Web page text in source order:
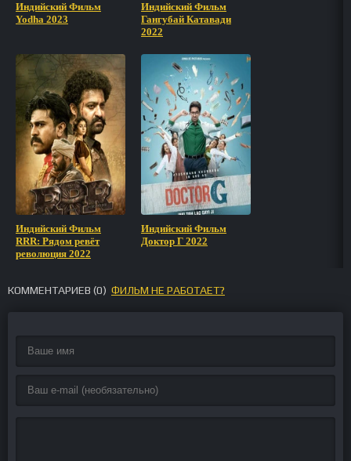
Индийский Фильм
Yodha 2023
Индийский Фильм
Гангубай Катавади
2022
Индийский Фильм
RRR: Рядом ревёт
революция 2022
Индийский Фильм
Доктор Г 2022
КОММЕНТАРИЕВ (0) ФИЛЬМ НЕ РАБОТАЕТ?